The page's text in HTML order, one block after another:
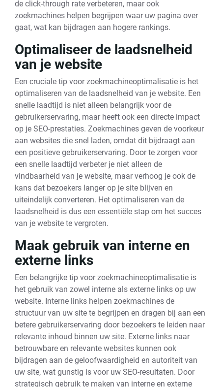
de click-through rate verbeteren, maar ook
zoekmachines helpen begrijpen waar uw pagina over
gaat, wat kan bijdragen aan hogere rankings.
Optimaliseer de laadsnelheid
van je website
Een cruciale tip voor zoekmachineoptimalisatie is het
optimaliseren van de laadsnelheid van je website. Een
snelle laadtijd is niet alleen belangrijk voor de
gebruikerservaring, maar heeft ook een directe impact
op je SEO-prestaties. Zoekmachines geven de voorkeur
aan websites die snel laden, omdat dit bijdraagt aan
een positieve gebruikerservaring. Door te zorgen voor
een snelle laadtijd verbeter je niet alleen de
vindbaarheid van je website, maar verhoog je ook de
kans dat bezoekers langer op je site blijven en
uiteindelijk converteren. Het optimaliseren van de
laadsnelheid is dus een essentiële stap om het succes
van je website te vergroten.
Maak gebruik van interne en
externe links
Een belangrijke tip voor zoekmachineoptimalisatie is
het gebruik van zowel interne als externe links op uw
website. Interne links helpen zoekmachines de
structuur van uw site te begrijpen en dragen bij aan een
betere gebruikerservaring door bezoekers te leiden naar
relevante inhoud binnen uw site. Externe links naar
betrouwbare en relevante websites kunnen ook
bijdragen aan de geloofwaardigheid en autoriteit van
uw site, wat gunstig is voor uw SEO-resultaten. Door
strategisch gebruik te maken van interne en externe